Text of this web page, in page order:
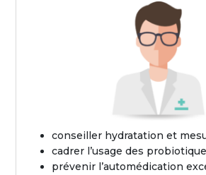
conseiller hydratation et
cadrer l’usage des
prévenir l’automédication